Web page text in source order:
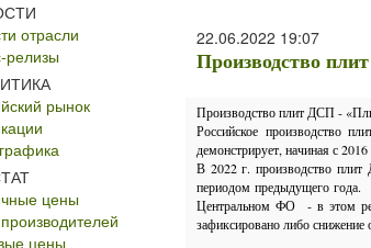
отрасли
релизы
рынок
цены
цены
22.06.2022 19:07
Производство
Производство плит ДСП -
Российское производство
демонстрирует, начиная с 2016
В 2022 г. производство
периодом предыдущего года.
Центральном ФО - в этом
зафиксировано либо снижение